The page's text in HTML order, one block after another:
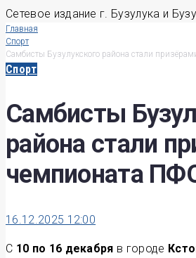
Сетевое издание г. Бузулука и
Главная
Спорт
Самбисты Бузулукского района стали
Спорт
Самбисты
района стали
чемпионата
16.12.2025 12:00
С 10 по 16 декабря в городе